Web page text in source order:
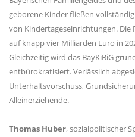
geborene Kinder fließen
von Kindertageseinrichtungen.
auf knapp vier Milliarden Euro in
Gleichzeitig wird das BayKiBiG
entbürokratisiert. Verlässlich
Unterhaltsvorschuss,
Alleinerziehende.
Thomas Huber, sozialpolitischer